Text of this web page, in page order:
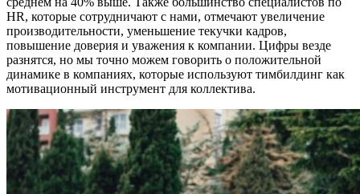
HR, которые сотрудничают с нами, отмечают увеличение
производительности, уменьшение текучки кадров,
повышение доверия и уважения к компании. Цифры везде
разнятся, но мы точно можем говорить о положительной
динамике в компаниях, которые используют тимбилдинг как
мотивационный инструмент для коллектива.